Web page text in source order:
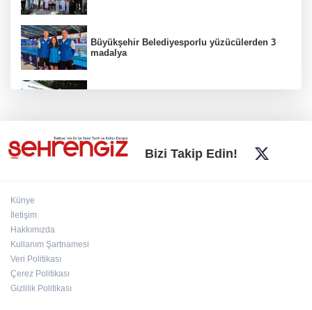
Büyükşehir Belediyesporlu yüzücülerden 3
madalya
Bursa Büyükşehir'den kırsala tam destek:
Bizi Takip Edin!
Künye
İletişim
Hakkımızda
Kullanım Şartnamesi
Veri Politikası
Çerez Politikası
Gizlilik Politikası